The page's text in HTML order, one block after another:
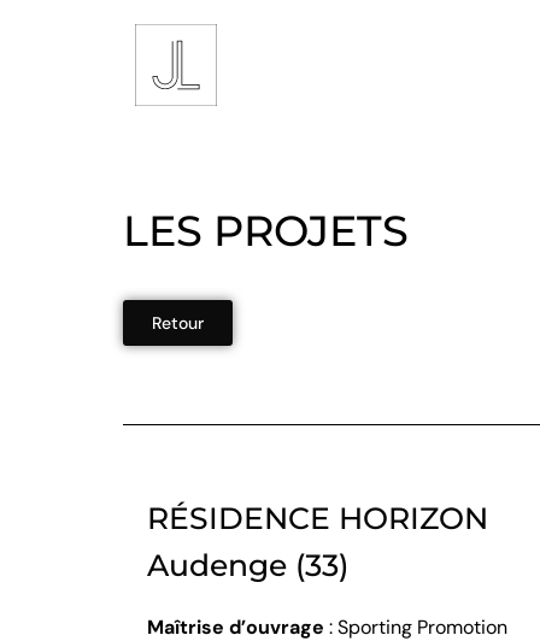
LES PROJETS
Retour
RÉSIDENCE HORIZON
Audenge (33)
Maîtrise d’ouvrage : Sporting Promotion